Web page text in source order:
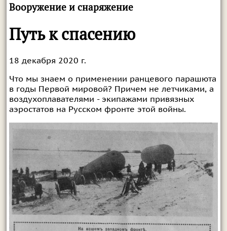
Вооружение и снаряжение
Путь к спасению
18 декабря 2020 г.
Что мы знаем о применении ранцевого парашюта
в годы Первой мировой? Причем не летчиками, а
воздухоплавателями - экипажами привязных
аэростатов на Русском фронте этой войны.